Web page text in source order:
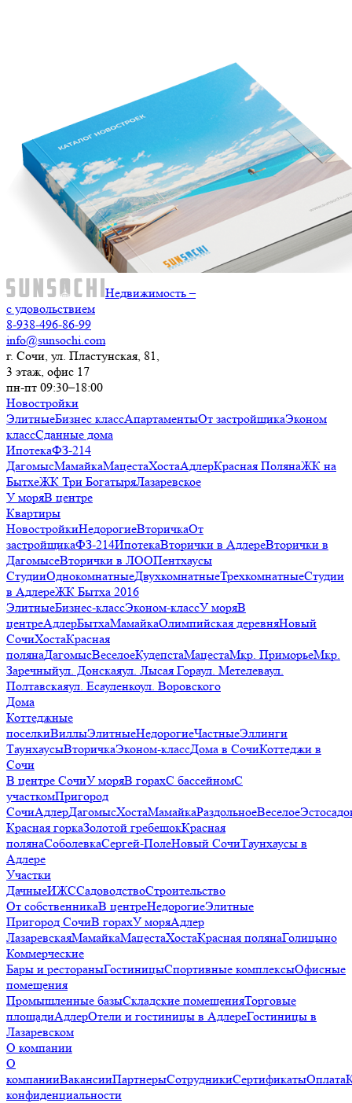
Недвижимость –
с удовольствием
8-938-496-86-99
info@sunsochi.com
г. Сочи, ул. Пластунская, 81,
3 этаж, офис 17
пн-пт 09:30–18:00
Новостройки
ЭлитныеБизнес классАпартаментыОт застройщикаЭконом
классСданные дома
ИпотекаФЗ-214
ДагомысМамайкаМацестаХостаАдлерКрасная ПолянаЖК на
БытхеЖК Три БогатыряЛазаревское
У моряВ центре
Квартиры
НовостройкиНедорогиеВторичкаОт
застройщикаФЗ-214ИпотекаВторички в АдлереВторички в
ДагомысеВторички в ЛООПентхаусы
СтудииОднокомнатныеДвухкомнатныеТрехкомнатныеСтудии
в АдлереЖК Бытха 2016
ЭлитныеБизнес-классЭконом-классУ моряВ
центреАдлерБытхаМамайкаОлимпийская деревняНовый
СочиХостаКрасная
полянаДагомысВеселоеКудепстаМацестаМкр. ПриморьеМкр.
Заречныйул. Донскаяул. Лысая Гораул. Метелеваул.
Полтавскаяул. Есауленкоул. Воровского
Дома
Коттеджные
поселкиВиллыЭлитныеНедорогиеЧастныеЭллинги
ТаунхаусыВторичкаЭконом-классДома в СочиКоттеджи в
Сочи
В центре СочиУ моряВ горахС бассейномС
участкомПригород
СочиАдлерДагомысХостаМамайкаРаздольноеВеселое
Красная горкаЗолотой гребешокКрасная
полянаСоболевкаСергей-ПолеНовый СочиТаунхаусы в
Адлере
Участки
ДачныеИЖССадоводствоСтроительство
От собственникаВ центреНедорогиеЭлитные
Пригород СочиВ горахУ моряАдлер
ЛазаревскаяМамайкаМацестаХостаКрасная полянаГолицыно
Коммерческие
Бары и рестораныГостиницыСпортивные комплексыОфисные
помещения
Промышленные базыСкладские помещенияТорговые
площадиАдлерОтели и гостиницы в АдлереГостиницы в
Лазаревском
О компании
О
компанииВакансииПартнерыСотрудникиСертификатыОплата
конфиденциальности